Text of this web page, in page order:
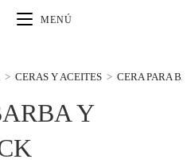
MENÚ
Y
> CERAS Y ACEITES > CERA PARA